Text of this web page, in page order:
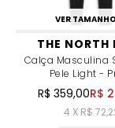
VER
THE NORTH
Calça Masculina
Pele Light -
R$ 359,00R$
4 X R$